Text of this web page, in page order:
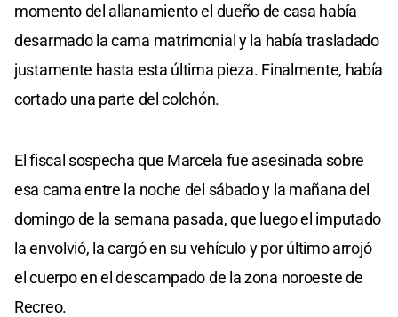
momento del allanamiento el dueño de casa había
desarmado la cama matrimonial y la había trasladado
justamente hasta esta última pieza. Finalmente, había
cortado una parte del colchón.
El fiscal sospecha que Marcela fue asesinada sobre
esa cama entre la noche del sábado y la mañana del
domingo de la semana pasada, que luego el imputado
la envolvió, la cargó en su vehículo y por último arrojó
el cuerpo en el descampado de la zona noroeste de
Recreo.